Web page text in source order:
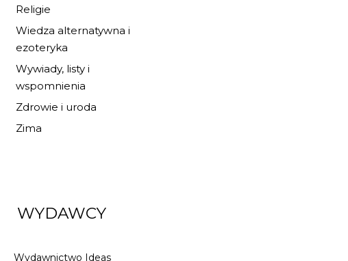
Religie
Wiedza alternatywna i
ezoteryka
Wywiady, listy i
wspomnienia
Zdrowie i uroda
Zima
WYDAWCY
Wydawnictwo Ideas